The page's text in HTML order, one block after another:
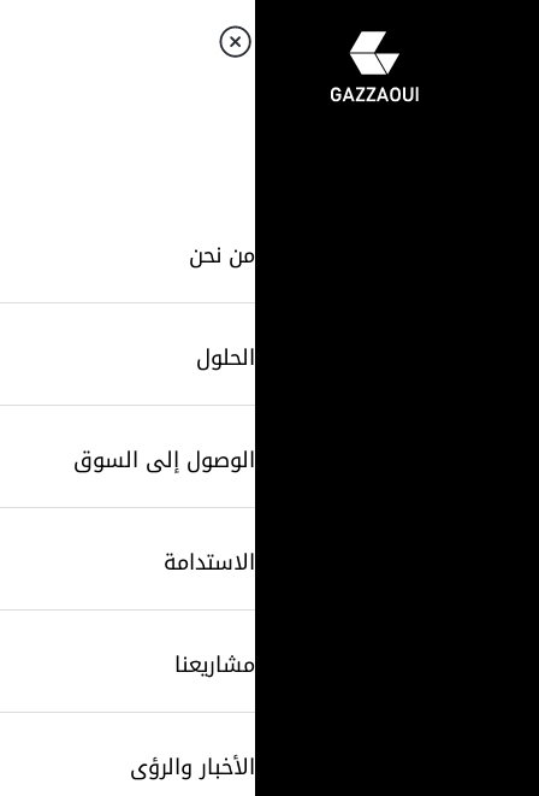
من نحن
الحلول
الوصول إلى السوق
الاستدامة
مشاريعنا
الأخبار والرؤى